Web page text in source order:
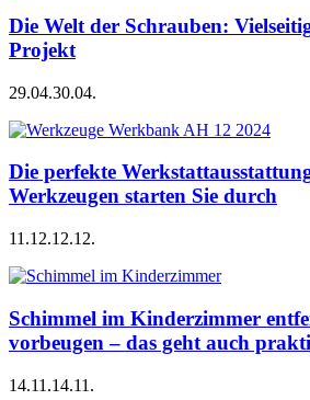
Die Welt der Schrauben:
Projekt
29.04.30.04.
Die perfekte
Werkzeugen starten Sie durch
11.12.12.12.
Schimmel im Kinderzimmer
vorbeugen – das geht auch
14.11.14.11.